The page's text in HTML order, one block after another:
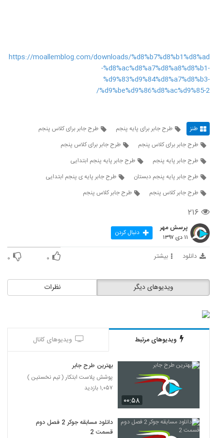
https://moallemblog.com/downloads/%d8%b7%d8%b1%d8%ad
-%d8%ac%d8%a7%d8%a8%d8%b1-
%d9%83%d9%84%d8%a7%d8%b3-
%d9%be%d9%86%d8%ac%d9%85-2/
طنز طرح جابر برای پایه پنجم
طرح جابر برای کلاس پنجم
طرح جابر برای کلاس پنجم
طرح جابر برای کلاس پنجم
طرح جابر پایه پنجم
طرح جابر پایه پنجم ابتدایی
طرح جابر پایه پنجم دبستان
طرح جابر پایه ی پنجم ابتدایی
طرح جابر كلاس پنجم
طرح جابر کلاس پنجم
۲۱۶
پرسش مهر
۱۱ دی ۱۳۹۷ دنبال کردن
دانلود بیشتر ۰ ۰
نظرات ویدیوهای دیگر
ویدیوهای مرتبط ویدیوهای کانال
۰۰:۵۸
بهترین طرح جابر
پوشش پلاست ابتکار ( تیم نخستین )
۱,۰۵۷ بازدید
دانلود مسابقه جوکر 2 فصل دوم
قسمت 2